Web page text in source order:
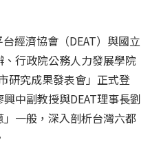
經濟協會（DEAT）與國立
行政院公務人力發展學院
研究成果發表會」正式登
中副教授與DEAT理事長劉
一般，深入剖析台灣六都